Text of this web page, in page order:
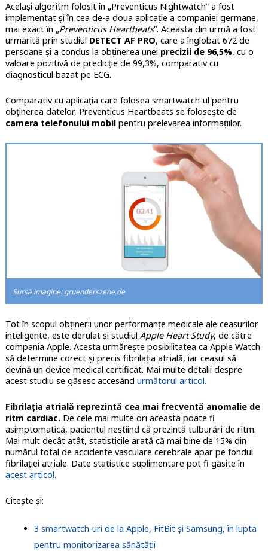
Același algoritm folosit în „Preventicus Nightwatch” a fost
implementat și în cea de-a doua aplicație a companiei germane,
mai exact în „Preventicus Heartbeats”. Aceasta din urmă a fost
urmărită prin studiul DETECT AF PRO, care a înglobat 672 de
persoane și a condus la obținerea unei precizii de 96,5%, cu o
valoare pozitivă de predicție de 99,3%, comparativ cu
diagnosticul bazat pe ECG.
Comparativ cu aplicația care folosea smartwatch-ul pentru
obținerea datelor, Preventicus Heartbeats se folosește de
camera telefonului mobilpentru prelevarea informațiilor.
Sursă imagine: gruenderszene.de
Tot în scopul obținerii unor performanțe medicale ale ceasurilor
inteligente, este derulat și studiul Apple Heart Study, de către
compania Apple. Acesta urmărește posibilitatea ca Apple Watch
să determine corect și precis fibrilația atrială, iar ceasul să
devină un device medical certificat. Mai multe detalii despre
acest studiu se găsesc accesând următorul articol.
Fibrilația atrială reprezintă cea mai frecventă anomalie de
ritm cardiac.De cele mai multe ori aceasta poate fi
asimptomatică, pacientul neștiind că prezintă tulburări de ritm.
Mai mult decât atât, statisticile arată că mai bine de 15% din
numărul total de accidente vasculare cerebrale apar pe fondul
fibrilației atriale. Date statistice suplimentare pot fi găsite în
acest articol.
Citește și:
3 smartwatch-uri de la Apple, FitBit și Samsung, în lupta
pentru monitorizarea sănătății